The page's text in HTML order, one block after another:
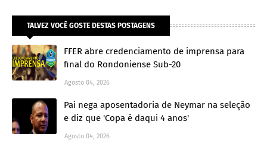
TALVEZ VOCÊ GOSTE DESTAS POSTAGENS
FFER abre credenciamento de imprensa para
final do Rondoniense Sub-20
Agosto 04, 2026
Pai nega aposentadoria de Neymar na seleção
e diz que 'Copa é daqui 4 anos'
Agosto 04, 2026